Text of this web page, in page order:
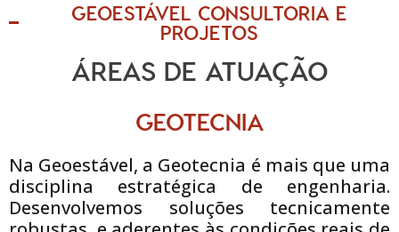
GEOESTÁVEL CONSULTORIA E
PROJETOS
ÁREAS DE ATUAÇÃO
GEOTECNIA
Na Geoestável, a Geotecnia é mais que uma
disciplina estratégica de engenharia.
Desenvolvemos soluções tecnicamente